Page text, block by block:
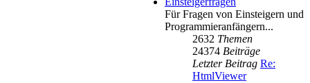
Für Fragen von Einsteigern und
Programmieranfängern...
2632 Themen
24374 Beiträge
Letzter Beitrag Re:
HtmlViewer